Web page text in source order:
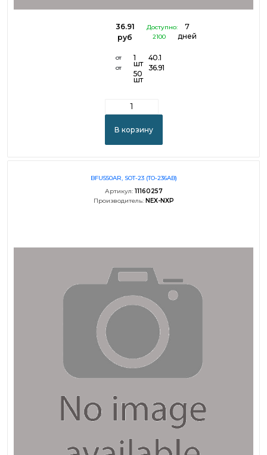
36.91
руб
Доступно:
2100
7
дней
от
от
1
шт
50
шт
40.1
36.91
В корзину
BFU550AR, SOT-23 (TO-236AB)
Артикул: 11160257
Производитель: NEX-NXP